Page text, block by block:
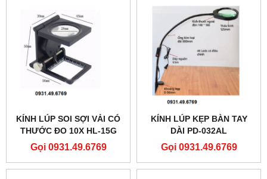
KÍNH LÚP SOI SỢI VẢI CÓ
THƯỚC ĐO 10X HL-15G
Gọi 0931.49.6769
KÍNH LÚP KẸP BÀN TAY
DÀI PD-032AL
Gọi 0931.49.6769